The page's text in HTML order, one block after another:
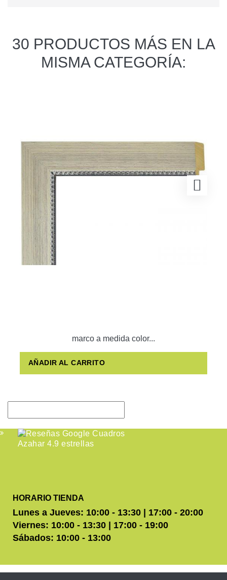
30 PRODUCTOS MÁS EN LA
MISMA CATEGORÍA:
marco a medida color...
AÑADIR AL CARRITO
HORARIO TIENDA
Lunes a Jueves: 10:00 - 13:30 | 17:00 - 20:00
Viernes: 10:00 - 13:30 | 17:00 - 19:00
Sábados: 10:00 - 13:00